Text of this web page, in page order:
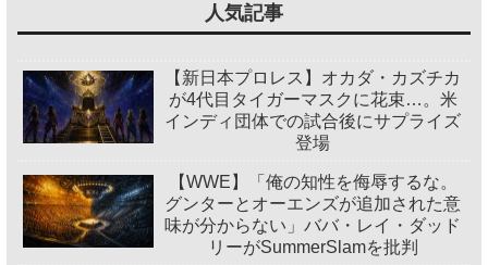
人気記事
【新日本プロレス】オカダ・カズチカ
が4代目タイガーマスクに花束…。米
インディ団体での試合後にサプライズ
登場
【WWE】「俺の知性を侮辱するな。
グンターとオーエンズが追加された意
味が分からない」ババ・レイ・ダッド
リーがSummerSlamを批判